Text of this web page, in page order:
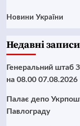
Новини України
Недавні записи
Генеральний штаб
на 08.00 07.08.2026
Палає депо
Павлограду